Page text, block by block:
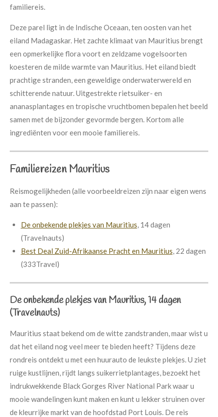
familiereis.
Deze parel ligt in de Indische Oceaan, ten oosten van het
eiland Madagaskar. Het zachte klimaat van Mauritius brengt
een opmerkelijke flora voort en zeldzame vogelsoorten
koesteren de milde warmte van Mauritius. Het eiland biedt
prachtige stranden, een geweldige onderwaterwereld en
schitterende natuur. Uitgestrekte rietsuiker- en
ananasplantages en tropische vruchtbomen bepalen het beeld
samen met de bijzonder gevormde bergen. Kortom alle
ingrediënten voor een mooie familiereis.
Familiereizen Mauritius
Reismogelijkheden (alle voorbeeldreizen zijn naar eigen wens
aan te passen):
De onbekende plekjes van Mauritius, 14 dagen
(Travelnauts)
Best Deal Zuid-Afrikaanse Pracht en Mauritius, 22 dagen
(333Travel)
De onbekende plekjes van Mauritius, 14 dagen
(Travelnauts)
Mauritius staat bekend om de witte zandstranden, maar wist u
dat het eiland nog veel meer te bieden heeft? Tijdens deze
rondreis ontdekt u met een huurauto de leukste plekjes. U ziet
ruige kustlijnen, rijdt langs suikerrietplantages, bezoekt het
indrukwekkende Black Gorges River National Park waar u
mooie wandelingen kunt maken en kunt u lekker struinen over
de kleurrijke markt van de hoofdstad Port Louis. De reis